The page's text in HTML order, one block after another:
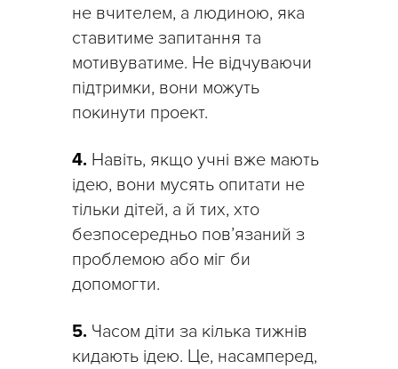
не вчителем, а людиною, яка
ставитиме запитання та
мотивуватиме. Не відчуваючи
підтримки, вони можуть
покинути проект.
4. Навіть, якщо учні вже мають
ідею, вони мусять опитати не
тільки дітей, а й тих, хто
безпосередньо пов’язаний з
проблемою або міг би
допомогти.
5. Часом діти за кілька тижнів
кидають ідею. Це, насамперед,